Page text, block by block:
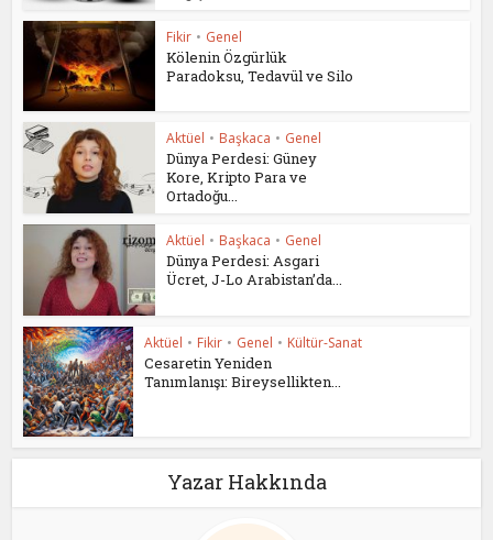
Fikir • Genel
Kölenin Özgürlük
Paradoksu, Tedavül ve Silo
Aktüel • Başkaca • Genel
Dünya Perdesi: Güney
Kore, Kripto Para ve
Ortadoğu...
Aktüel • Başkaca • Genel
Dünya Perdesi: Asgari
Ücret, J-Lo Arabistan’da...
Aktüel • Fikir • Genel • Kültür-Sanat
Cesaretin Yeniden
Tanımlanışı: Bireysellikten...
Yazar Hakkında